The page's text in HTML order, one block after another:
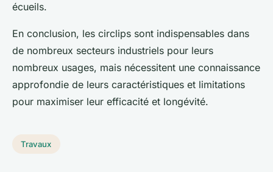
écueils.
En conclusion, les circlips sont indispensables dans
de nombreux secteurs industriels pour leurs
nombreux usages, mais nécessitent une connaissance
approfondie de leurs caractéristiques et limitations
pour maximiser leur efficacité et longévité.
Travaux